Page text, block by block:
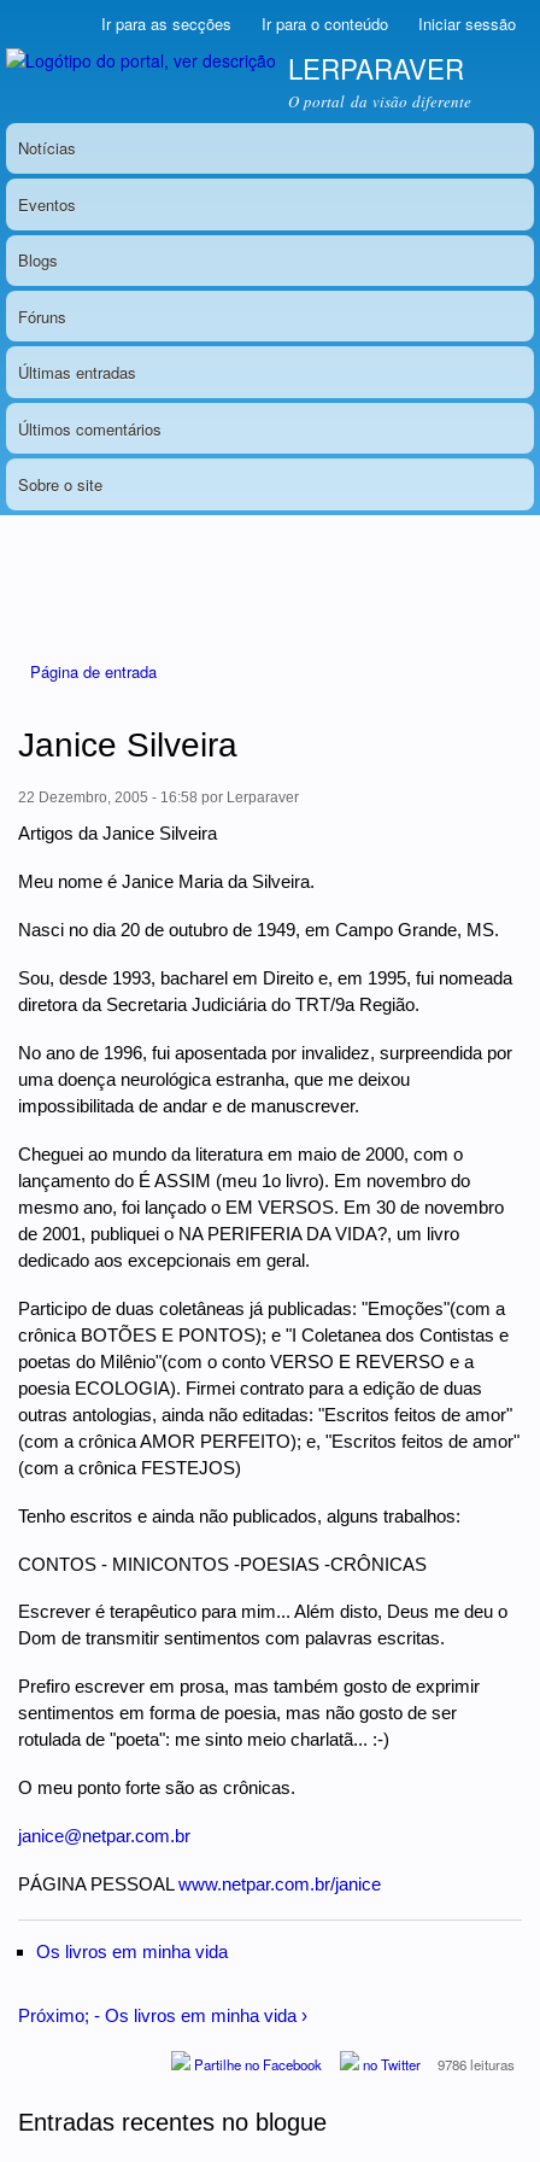
Ir para as secções (Alt+1)Ir para o conteúdo Iniciar sessão
LERPARAVER
a
O portal da visão diferente
Menu principal
Notícias
Eventos
Blogs
Fóruns
Últimas entradas
Últimos comentários
Sobre o site
Página de entrada
Janice Silveira
22 Dezembro, 2005 - 16:58 por Lerparaver
Artigos da Janice Silveira
Meu nome é Janice Maria da Silveira.
Nasci no dia 20 de outubro de 1949, em Campo Grande, MS.
Sou, desde 1993, bacharel em Direito e, em 1995, fui nomeada
diretora da Secretaria Judiciária do TRT/9a Região.
No ano de 1996, fui aposentada por invalidez, surpreendida por
uma doença neurológica estranha, que me deixou
impossibilitada de andar e de manuscrever.
Cheguei ao mundo da literatura em maio de 2000, com o
lançamento do É ASSIM (meu 1o livro). Em novembro do
mesmo ano, foi lançado o EM VERSOS. Em 30 de novembro
de 2001, publiquei o NA PERIFERIA DA VIDA?, um livro
dedicado aos excepcionais em geral.
Participo de duas coletâneas já publicadas: "Emoções"(com a
crônica BOTÕES E PONTOS); e "I Coletanea dos Contistas e
poetas do Milênio"(com o conto VERSO E REVERSO e a
poesia ECOLOGIA). Firmei contrato para a edição de duas
outras antologias, ainda não editadas: "Escritos feitos de amor"
(com a crônica AMOR PERFEITO); e, "Escritos feitos de amor"
(com a crônica FESTEJOS)
Tenho escritos e ainda não publicados, alguns trabalhos:
CONTOS - MINICONTOS -POESIAS -CRÔNICAS
Escrever é terapêutico para mim... Além disto, Deus me deu o
Dom de transmitir sentimentos com palavras escritas.
Prefiro escrever em prosa, mas também gosto de exprimir
sentimentos em forma de poesia, mas não gosto de ser
rotulada de "poeta": me sinto meio charlatã... :-)
O meu ponto forte são as crônicas.
janice@netpar.com.br
PÁGINA PESSOALwww.netpar.com.br/janice
Os livros em minha vida
Próximo; - Os livros em minha vida ›
Partilhe no Facebook no Twitter 9786 leituras
Entradas recentes no blogue